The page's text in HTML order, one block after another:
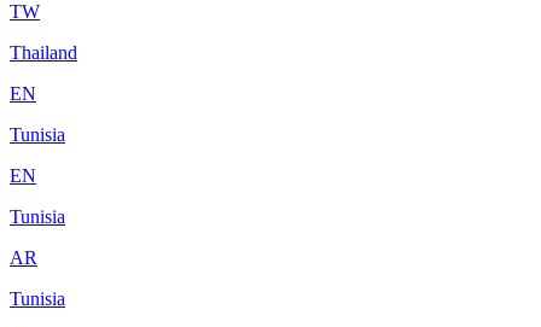
TW
Thailand
EN
Tunisia
EN
Tunisia
AR
Tunisia